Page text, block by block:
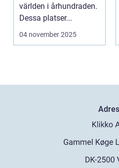
världen i århundraden.
Dessa platser...
04 november 2025